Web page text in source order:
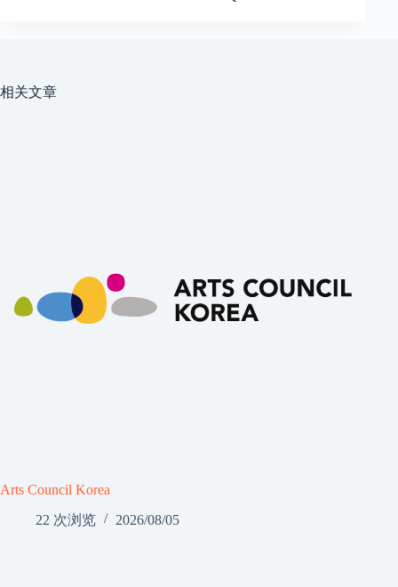
相关文章
Arts Council Korea
22 次浏览
2026/08/05